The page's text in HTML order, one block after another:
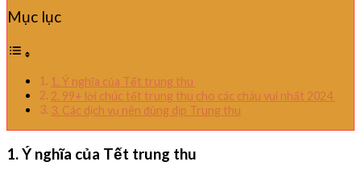
Mục lục
1. Ý nghĩa của Tết trung thu
2. 99+ lời chúc tết trung thu cho các cháu vui nhất 2024
3. Các dịch vụ nên đùng dịp Trung thu
1. Ý nghĩa của Tết trung thu